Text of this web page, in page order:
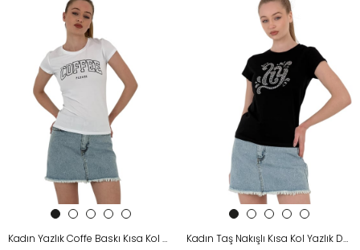
Kadın Yazlık Coffe Baskı Kısa Kol Dar Beyaz Tişört Kadın Taş Nakışlı Kısa Kol Yazlık Dar Beyaz Tişört